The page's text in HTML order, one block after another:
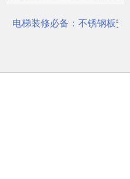
站式选材中心 | 电梯装饰
电梯装修必备：不锈钢板安